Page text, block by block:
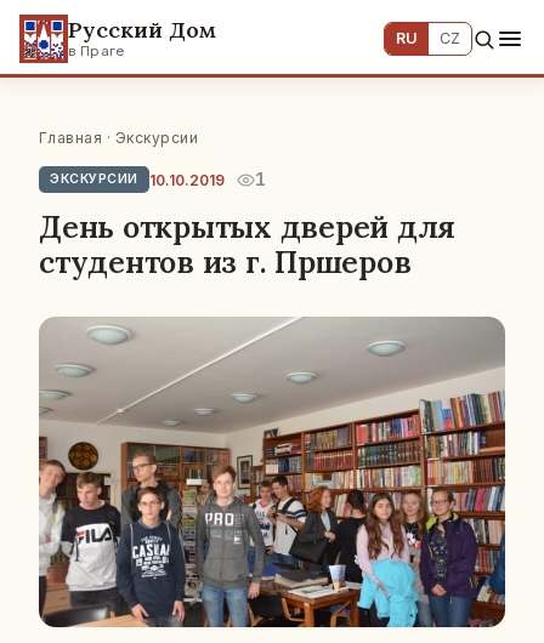
Русский Дом
в Праге
RU CZ
Главная · Экскурсии
ЭКСКУРСИИ 10.10.2019 1
День открытых дверей для
студентов из г. Пршеров